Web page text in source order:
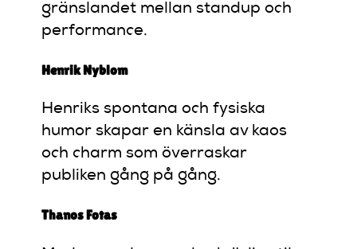
gränslandet mellan standup och
performance.
Henrik Nyblom
Henriks spontana och fysiska
humor skapar en känsla av kaos
och charm som överraskar
publiken gång på gång.
Thanos Fotas